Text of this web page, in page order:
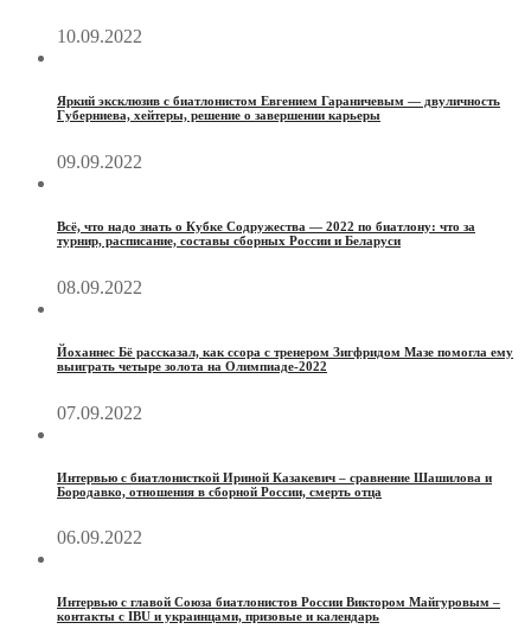
10.09.2022
Яркий эксклюзив с биатлонистом Евгением Гараничевым — двуличность
Губерниева, хейтеры, решение о завершении карьеры
09.09.2022
Всё, что надо знать о Кубке Содружества — 2022 по биатлону: что за
турнир, расписание, составы сборных России и Беларуси
08.09.2022
Йоханнес Бё рассказал, как ссора с тренером Зигфридом Мазе помогла ему
выиграть четыре золота на Олимпиаде-2022
07.09.2022
Интервью с биатлонисткой Ириной Казакевич – сравнение Шашилова и
Бородавко, отношения в сборной России, смерть отца
06.09.2022
Интервью с главой Союза биатлонистов России Виктором Майгуровым –
контакты с IBU и украинцами, призовые и календарь